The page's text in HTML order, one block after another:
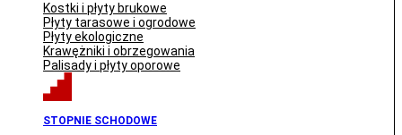
Kostki i płyty brukowe
Płyty tarasowe i ogrodowe
Płyty ekologiczne
Krawężniki i obrzegowania
Palisady i płyty oporowe
STOPNIE SCHODOWE